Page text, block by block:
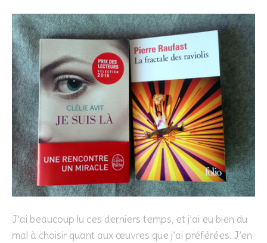
J’ai beaucoup lu ces derniers temps, et j’ai eu bien du
mal à choisir quant aux œuvres que j’ai préférées. J’en